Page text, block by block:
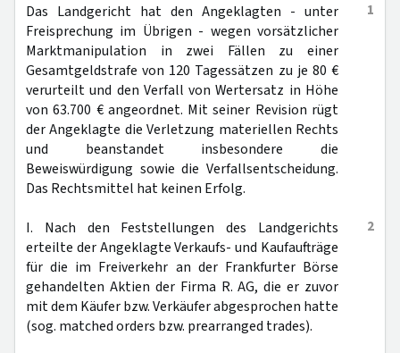
1
Das Landgericht hat den Angeklagten - unter
Freisprechung im Übrigen - wegen vorsätzlicher
Marktmanipulation in zwei Fällen zu einer
Gesamtgeldstrafe von 120 Tagessätzen zu je 80 €
verurteilt und den Verfall von Wertersatz in Höhe
von 63.700 € angeordnet. Mit seiner Revision rügt
der Angeklagte die Verletzung materiellen Rechts
und beanstandet insbesondere die
Beweiswürdigung sowie die Verfallsentscheidung.
Das Rechtsmittel hat keinen Erfolg.
2
I. Nach den Feststellungen des Landgerichts
erteilte der Angeklagte Verkaufs- und Kaufaufträge
für die im Freiverkehr an der Frankfurter Börse
gehandelten Aktien der Firma R. AG, die er zuvor
mit dem Käufer bzw. Verkäufer abgesprochen hatte
(sog. matched orders bzw. prearranged trades).